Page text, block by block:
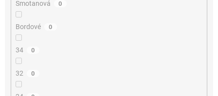
Smotanová 0
Bordové 0
34 0
32 0